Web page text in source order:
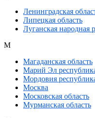
Ленинградская
Липецкая область
Луганская народная
М
Магаданская область
Марий Эл
Мордовия
Москва
Московская область
Мурманская область